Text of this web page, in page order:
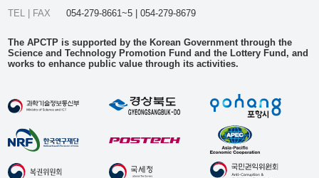
TEL | FAX
054-279-8661~5 | 054-279-8679
The APCTP is supported by the Korean Government through the
Science and Technology Promotion Fund and the Lottery Fund, and
works to enhance public value through its activities.